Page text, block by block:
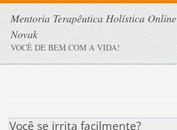
Mentoria Terapêutica Holística Online
Novak
VOCÊ DE BEM COM A VIDA!
Você se irrita facilmente?